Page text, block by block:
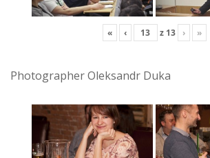
« ‹ z 13 › »
Photographer Oleksandr Duka